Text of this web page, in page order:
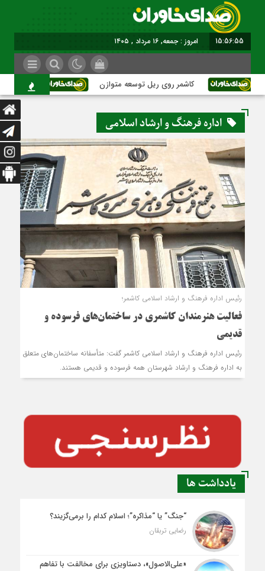
15:56:56 برابر با : Friday - 7
کاشمر روی ریل توسعه متوازن کاشمر؛
اداره فرهنگ و ارشاد اسلامی
رئیس اداره فرهنگ و ارشاد اسلامی کاشمر؛
فعالیت هنرمندان کاشمری در ساختمان‌های فرسوده و
قدیمی
رئیس اداره فرهنگ و ارشاد اسلامی کاشمر گفت: متأسفانه ساختمان‌های متعلق
به اداره فرهنگ و ارشاد شهرستان همه فرسوده و قدیمی هستند.
یادداشت ها
“جنگ” یا “مذاکره”؛ اسلام کدام را برمی‌گزیند؟
رضایی تربقان
«علی‌الاصول»، دستاویزی برای مخالفت با تفاهم